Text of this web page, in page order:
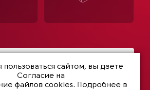
пользоваться сайтом, вы даете
Согласие на
файлов cookies. Подробнее в